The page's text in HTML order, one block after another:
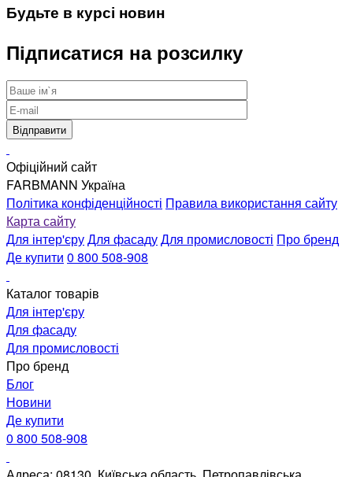
Будьте в курсі новин
Підписатися на розсилку
Офіційний сайт
FARBMANN Україна
Політика конфіденційності Правила використання сайту
Карта сайту
Для інтер'єруДля фасадуДля промисловості Про бренд
Де купити 0 800 508-908
Каталог товарів
Для інтер'єру
Для фасаду
Для промисловості
Про бренд
Блог
Новини
Де купити
0 800 508-908